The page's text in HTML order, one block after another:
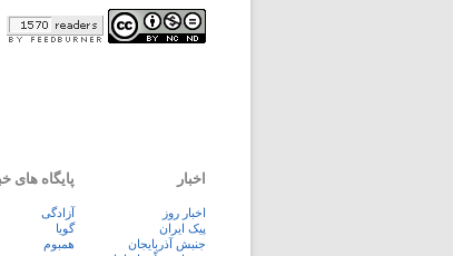
اخبار
اخبار روز
پيک ايران
جنبش آذربایجان
پایگاه های
آزادگی
گویا
همبوم